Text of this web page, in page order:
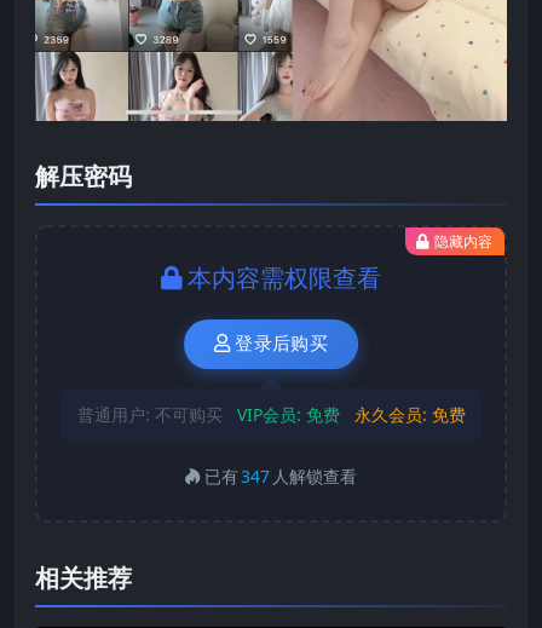
解压密码
隐藏内容
本内容需权限查看
登录后购买
普通用户: 不可购买 VIP会员: 免费 永久会员: 免费
已有347 人解锁查看
相关推荐